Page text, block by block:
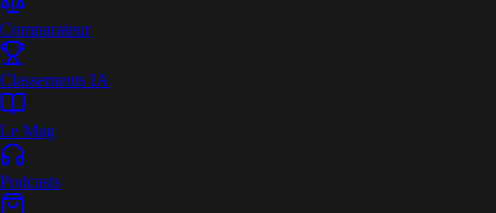
Comparateur
Classements IA
Le Mag
Podcasts